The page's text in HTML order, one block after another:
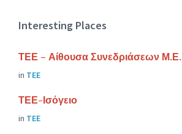
Interesting Places
ΤΕΕ – Αίθουσα Συνεδριάσεων Μ.Ε.
in ΤΕΕ
ΤΕΕ-Ισόγειο
in ΤΕΕ